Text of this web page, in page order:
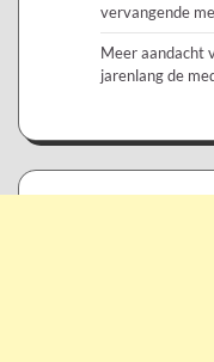
vervangende
Meer aandacht
jarenlang de